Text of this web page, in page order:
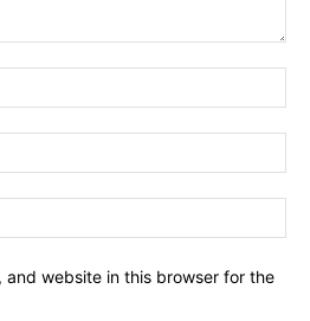
and website in this browser for the